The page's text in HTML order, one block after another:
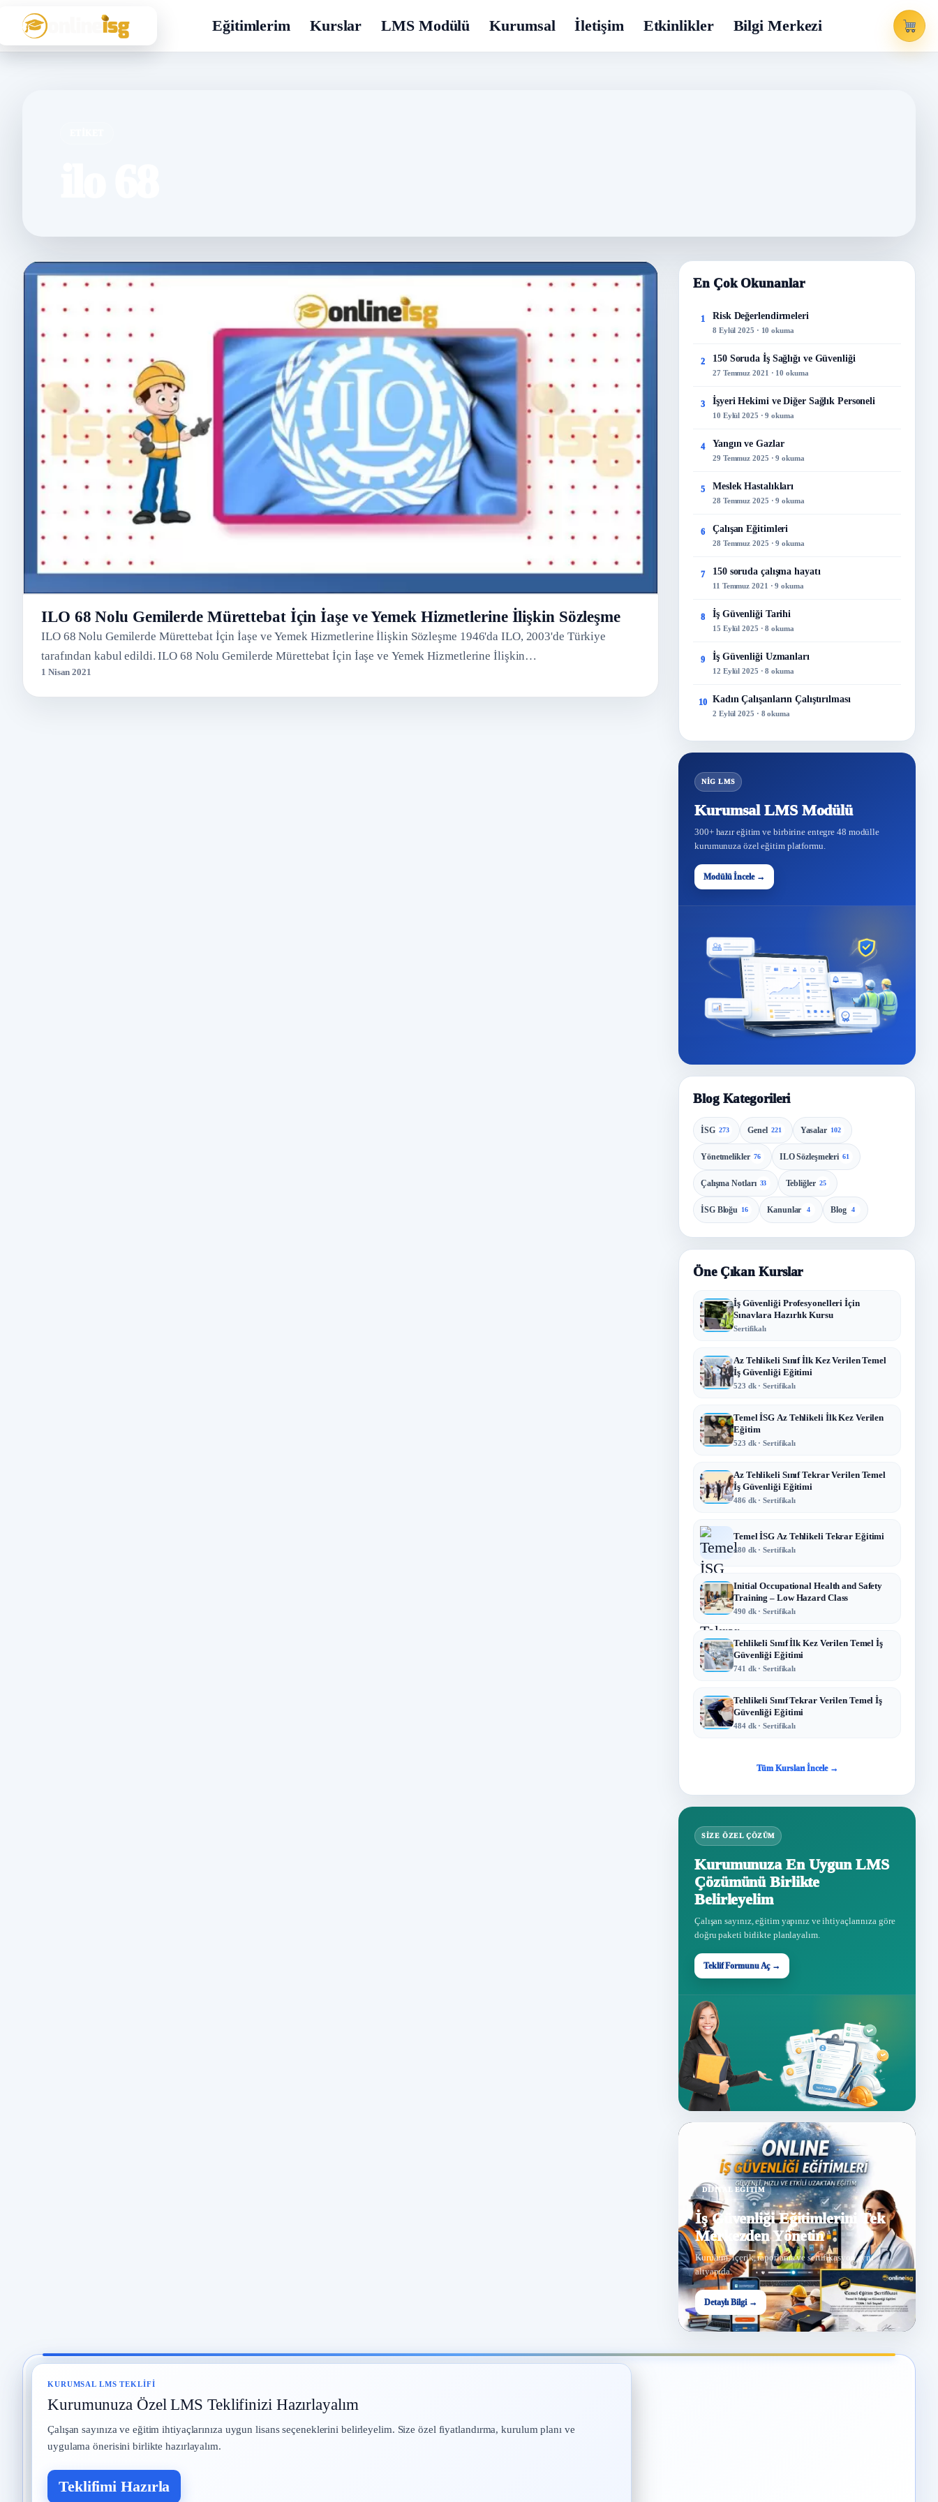
Eğitimlerim Kurslar LMS Modülü Kurumsal İletişim Etkinlikler Bilgi Merkezi
ILO 68 Nolu Gemilerde Mürettebat İçin İaşe ve Yemek Hizmetlerine İlişkin Sözleşme
ILO 68 Nolu Gemilerde Mürettebat İçin İaşe ve Yemek Hizmetlerine İlişkin Sözleşme 1946'da ILO, 2003'de Türkiye
tarafından kabul edildi. ILO 68 Nolu Gemilerde Mürettebat İçin İaşe ve Yemek Hizmetlerine İlişkin…
1 Nisan 2021
En Çok Okunanlar
1 Risk Değerlendirmeleri
8 Eylül 2025 · 10 okuma
2 150 Soruda İş Sağlığı ve Güvenliği
27 Temmuz 2021 · 10 okuma
3 İşyeri Hekimi ve Diğer Sağlık Personeli
10 Eylül 2025 · 9 okuma
4 Yangın ve Gazlar
29 Temmuz 2025 · 9 okuma
5 Meslek Hastalıkları
28 Temmuz 2025 · 9 okuma
6 Çalışan Eğitimleri
28 Temmuz 2025 · 9 okuma
7 150 soruda çalışma hayatı
11 Temmuz 2021 · 9 okuma
8 İş Güvenliği Tarihi
15 Eylül 2025 · 8 okuma
9 İş Güvenliği Uzmanları
12 Eylül 2025 · 8 okuma
10 Kadın Çalışanların Çalıştırılması
2 Eylül 2025 · 8 okuma
NİG LMS
Kurumsal LMS Modülü
300+ hazır eğitim ve birbirine entegre 48 modülle
kurumunuza özel eğitim platformu.
Modülü İncele →
Blog Kategorileri
İSG 273 Genel 221 Yasalar 102
Yönetmelikler 76 ILO Sözleşmeleri 61
Çalışma Notları 33 Tebliğler 25
İSG Bloğu 16 Kanunlar 4 Blog 4
Öne Çıkan Kurslar
İş Güvenliği Profesyonelleri İçin
Sınavlara Hazırlık Kursu
Sertifikalı
Az Tehlikeli Sınıf İlk Kez Verilen Temel
İş Güvenliği Eğitimi
523 dk · Sertifikalı
Temel İSG Az Tehlikeli İlk Kez Verilen
Eğitim
523 dk · Sertifikalı
Az Tehlikeli Sınıf Tekrar Verilen Temel
İş Güvenliği Eğitimi
486 dk · Sertifikalı
Temel İSG Az Tehlikeli Tekrar Eğitimi
480 dk · Sertifikalı
Initial Occupational Health and Safety
Training – Low Hazard Class
490 dk · Sertifikalı
Tehlikeli Sınıf İlk Kez Verilen Temel İş
Güvenliği Eğitimi
741 dk · Sertifikalı
Tehlikeli Sınıf Tekrar Verilen Temel İş
Güvenliği Eğitimi
484 dk · Sertifikalı
Tüm Kursları İncele →
SIZE ÖZEL ÇÖZÜM
Kurumunuza En Uygun LMS
Çözümünü Birlikte
Belirleyelim
Çalışan sayınız, eğitim yapınız ve ihtiyaçlarınıza göre
doğru paketi birlikte planlayalım.
Teklif Formunu Aç →
DIJITAL EĞITIM
İş Güvenliği Eğitimlerini Tek
Merkezden Yönetin
Kurulum, içerik, raporlama ve sertifikasyon aynı
altyapıda.
Detaylı Bilgi →
KURUMSAL LMS TEKLIFI
Kurumunuza Özel LMS Teklifinizi Hazırlayalım
Çalışan sayınıza ve eğitim ihtiyaçlarınıza uygun lisans seçeneklerini belirleyelim. Size özel fiyatlandırma, kurulum planı ve
uygulama önerisini birlikte hazırlayalım.
Teklifimi Hazırla